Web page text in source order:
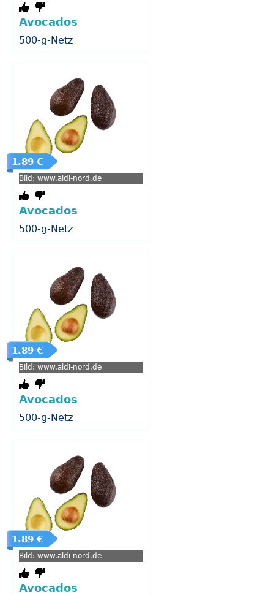
Avocados
500-g-Netz
1.89 €
Bild: www.aldi-nord.de
Avocados
500-g-Netz
1.89 €
Bild: www.aldi-nord.de
Avocados
500-g-Netz
1.89 €
Bild: www.aldi-nord.de
Avocados